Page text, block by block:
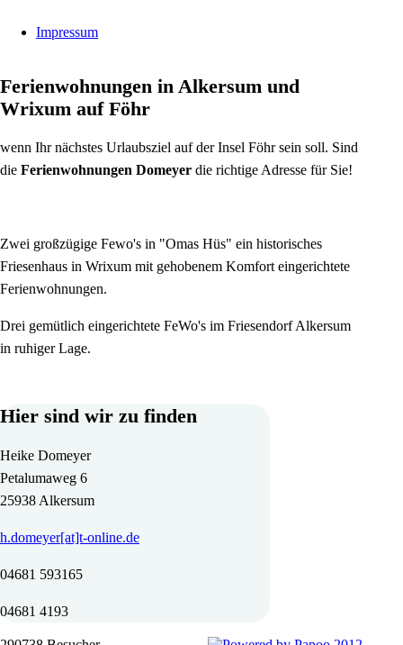
Impressum
Ferienwohnungen in Alkersum und
Wrixum auf Föhr
wenn Ihr nächstes Urlaubsziel auf der Insel Föhr sein soll. Sind
die Ferienwohnungen Domeyer die richtige Adresse für Sie!
Zwei großzügige Fewo's in "Omas Hüs" ein historisches
Friesenhaus in Wrixum mit gehobenem Komfort eingerichtete
Ferienwohnungen.
Drei gemütlich eingerichtete FeWo's im Friesendorf Alkersum
in ruhiger Lage.
Hier sind wir zu finden
Heike Domeyer
Petalumaweg 6
25938 Alkersum
h.domeyer[at]t-online.de
04681 593165
04681 4193